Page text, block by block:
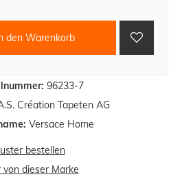
96233-7
Création Tapeten AG
Versace Home
den Warenkorb
bestellen
von dieser Marke